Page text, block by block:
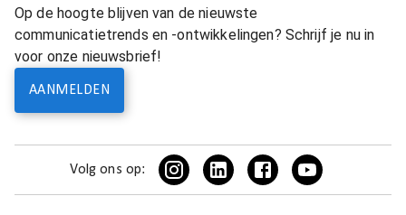
Op de hoogte blijven van de nieuwste
communicatietrends en -ontwikkelingen? Schrijf je nu in
voor onze nieuwsbrief!
AANMELDEN
Volg ons op: